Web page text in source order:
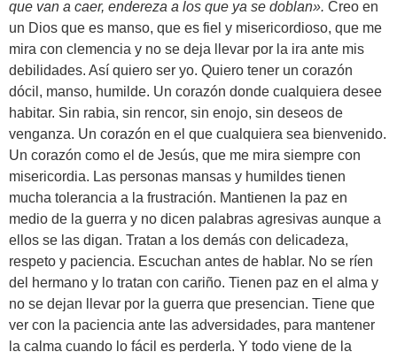
que van a caer, endereza a los que ya se doblan». Creo en
un Dios que es manso, que es fiel y misericordioso, que me
mira con clemencia y no se deja llevar por la ira ante mis
debilidades. Así quiero ser yo. Quiero tener un corazón
dócil, manso, humilde. Un corazón donde cualquiera desee
habitar. Sin rabia, sin rencor, sin enojo, sin deseos de
venganza. Un corazón en el que cualquiera sea bienvenido.
Un corazón como el de Jesús, que me mira siempre con
misericordia. Las personas mansas y humildes tienen
mucha tolerancia a la frustración. Mantienen la paz en
medio de la guerra y no dicen palabras agresivas aunque a
ellos se las digan. Tratan a los demás con delicadeza,
respeto y paciencia. Escuchan antes de hablar. No se ríen
del hermano y lo tratan con cariño. Tienen paz en el alma y
no se dejan llevar por la guerra que presencian. Tiene que
ver con la paciencia ante las adversidades, para mantener
la calma cuando lo fácil es perderla. Y todo viene de la